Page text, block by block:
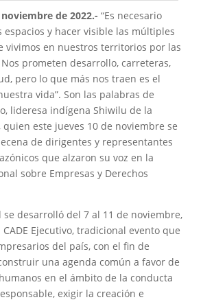
de 2022.- “Es necesario
espacios y hacer visible las múltiples
vivimos en nuestros territorios por las
prometen desarrollo, carreteras,
pero lo que más nos traen es el
vida”. Son las palabras de
lideresa indígena Shiwilu de la
quien este jueves 10 de noviembre se
de dirigentes y representantes
que alzaron su voz en la
sobre Empresas y Derechos
se desarrolló del 7 al 11 de noviembre,
Ejecutivo, tradicional evento que
del país, con el fin de
una agenda común a favor de
en el ámbito de la conducta
exigir la creación e